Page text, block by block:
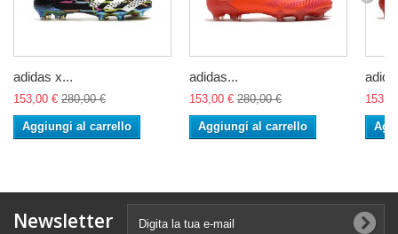
adidas x...
153,00 € 280,00 €
Aggiungi al carrello
adidas...
153,00 € 280,00 €
Aggiungi al carrello
Newsletter